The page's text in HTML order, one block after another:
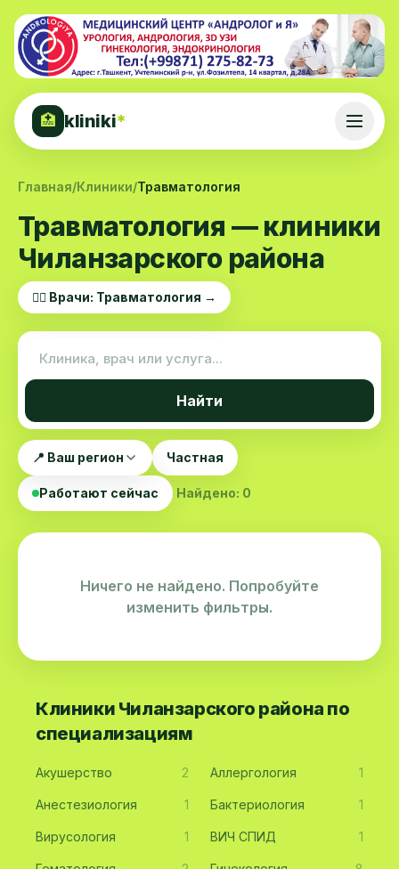
🏥 kliniki*
Главная/Клиники/Травматология
Травматология — клиники
Чиланзарского района
👨‍⚕️ Врачи: Травматология →
Найти
📍 Ваш регион Частная
Работают сейчас Найдено: 0
Ничего не найдено. Попробуйте
изменить фильтры.
Клиники Чиланзарского района по
специализациям
Акушерство 2 Аллергология 1
Анестезиология 1 Бактериология 1
Вирусология 1 ВИЧ СПИД 1